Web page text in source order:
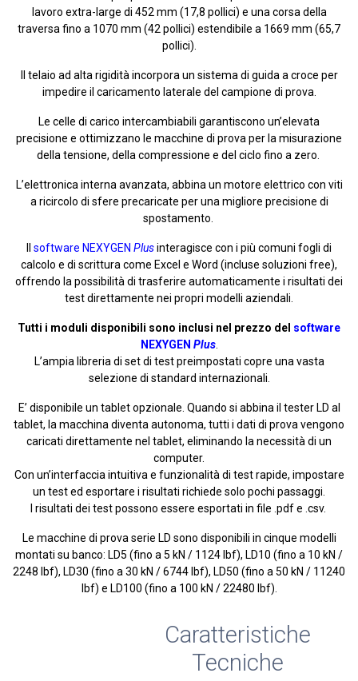
lavoro extra-large di 452 mm (17,8 pollici) e una corsa della
traversa fino a 1070 mm (42 pollici) estendibile a 1669 mm (65,7
pollici).
Il telaio ad alta rigidità incorpora un sistema di guida a croce per
impedire il caricamento laterale del campione di prova.
Le celle di carico intercambiabili garantiscono un’elevata
precisione e ottimizzano le macchine di prova per la misurazione
della tensione, della compressione e del ciclo fino a zero.
L’elettronica interna avanzata, abbina un motore elettrico con viti
a ricircolo di sfere precaricate per una migliore precisione di
spostamento.
software NEXYGEN Plusinteragisce con i più comuni fogli di
calcolo e di scrittura come Excel e Word (incluse soluzioni free),
offrendo la possibilità di trasferire automaticamente i risultati dei
test direttamente nei propri modelli aziendali.
Tutti i moduli disponibili sono inclusi nel prezzo del software
NEXYGEN Plus.
L’ampia libreria di set di test preimpostati copre una vasta
selezione di standard internazionali.
E’ disponibile un tabletopzionale. Quando si abbina il tester LD al
tablet, la macchina diventa autonoma, tutti i dati di prova vengono
caricati direttamente nel tablet, eliminando la necessità di un
computer.
Con un’interfaccia intuitiva e funzionalità di test rapide, impostare
un test ed esportare i risultati richiede solo pochi passaggi.
I risultati dei test possono essere esportati in file .pdf e .csv.
Le macchine di prova serie LD sono disponibili in cinque modelli
montati su banco: LD5 (fino a 5 kN / 1124 lbf), LD10 (fino a 10 kN /
2248 lbf), LD30 (fino a 30 kN / 6744 lbf), LD50 (fino a 50 kN / 11240
lbf) e LD100 (fino a 100 kN / 22480 lbf).
Caratteristiche
Tecniche